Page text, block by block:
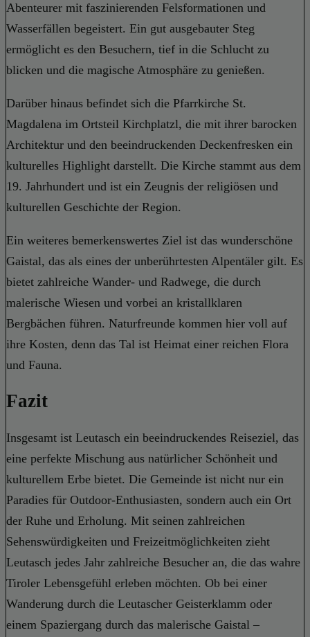
Abenteurer mit faszinierenden Felsformationen und
Wasserfällen begeistert. Ein gut ausgebauter Steg
ermöglicht es den Besuchern, tief in die Schlucht zu
blicken und die magische Atmosphäre zu genießen.
Darüber hinaus befindet sich die Pfarrkirche St.
Magdalena im Ortsteil Kirchplatzl, die mit ihrer barocken
Architektur und den beeindruckenden Deckenfresken ein
kulturelles Highlight darstellt. Die Kirche stammt aus dem
19. Jahrhundert und ist ein Zeugnis der religiösen und
kulturellen Geschichte der Region.
Ein weiteres bemerkenswertes Ziel ist das wunderschöne
Gaistal, das als eines der unberührtesten Alpentäler gilt. Es
bietet zahlreiche Wander- und Radwege, die durch
malerische Wiesen und vorbei an kristallklaren
Bergbächen führen. Naturfreunde kommen hier voll auf
ihre Kosten, denn das Tal ist Heimat einer reichen Flora
und Fauna.
Fazit
Insgesamt ist Leutasch ein beeindruckendes Reiseziel, das
eine perfekte Mischung aus natürlicher Schönheit und
kulturellem Erbe bietet. Die Gemeinde ist nicht nur ein
Paradies für Outdoor-Enthusiasten, sondern auch ein Ort
der Ruhe und Erholung. Mit seinen zahlreichen
Sehenswürdigkeiten und Freizeitmöglichkeiten zieht
Leutasch jedes Jahr zahlreiche Besucher an, die das wahre
Tiroler Lebensgefühl erleben möchten. Ob bei einer
Wanderung durch die Leutascher Geisterklamm oder
einem Spaziergang durch das malerische Gaistal –